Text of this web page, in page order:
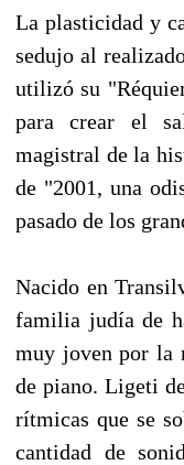
La plasticidad y
sedujo al
utilizó su
para crear el
magistral de la
de "2001, una
pasado de los
Nacido en
familia judía de
muy joven por la
de piano. Ligeti
rítmicas que se
cantidad de